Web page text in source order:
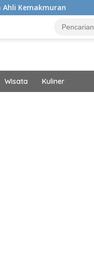
Sutradara
Wisata Kuliner